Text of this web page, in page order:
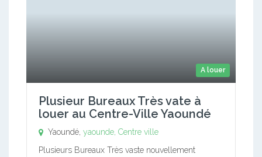
A louer
Plusieur Bureaux Très vate à
louer au Centre-Ville Yaoundé
Yaoundé, yaounde, Centre ville
Plusieurs Bureaux Très vaste nouvellement